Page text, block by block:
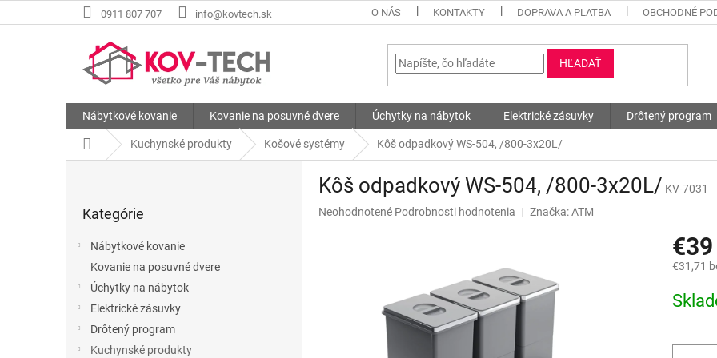
na
0911 807 707 info@kovtech.sk O NÁS KONTAKTY DOPRAVA A PLATBA OBCHODNÉ
HĽADAŤ
Nábytkové kovanie Kovanie na posuvné dvere Úchytky na nábytok Elektrické zásuvky Drôtený program
DomovKuchynské produkty Košové systémy Kôš odpadkový WS-504, /800-3x20L/
kategórie
Kategórie
Nábytkové kovanie
Kovanie na posuvné dvere
Úchytky na nábytok
Elektrické zásuvky
Drôtený program
Kuchynské produkty
Kôš odpadkový WS-504, /800-3x20L/ KV-7031
Priemerné
Neohodnotené Podrobnosti hodnotenia Značka:ATM
€39
€31,71
cena: